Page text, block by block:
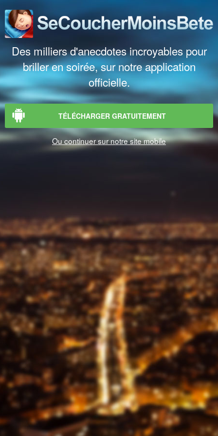
Des milliers d'anecdotes incroyables pour
briller en soirée, sur notre application
officielle.
TÉLÉCHARGER GRATUITEMENT
Ou continuer sur notre site mobile